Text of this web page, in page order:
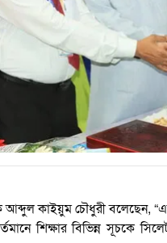
আব্দুল কাইয়ুম চৌধুরী বলেছেন,
শিক্ষার বিভিন্ন সূচকে